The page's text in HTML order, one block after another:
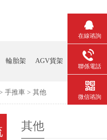
輪胎架 AGV貨架 鋼板箱
手推車 > 其他
其他
在線谘詢
聯係電話
微信谘詢